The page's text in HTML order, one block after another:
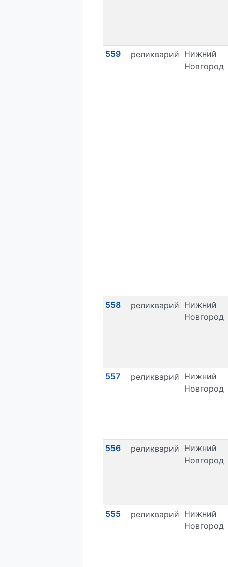
559 реликварий Нижний
Новгород
558 реликварий Нижний
Новгород
557 реликварий Нижний
Новгород
556 реликварий Нижний
Новгород
555 реликварий Нижний
Новгород